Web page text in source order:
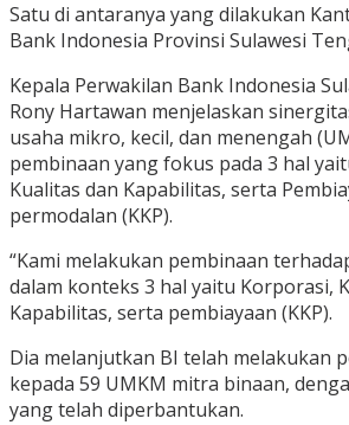
Satu di antaranya yang dilakukan
Bank Indonesia Provinsi Sulawesi
Kepala Perwakilan Bank Indonesia
Rony Hartawan menjelaskan
usaha mikro, kecil, dan menengah
pembinaan yang fokus pada 3 hal
Kualitas dan Kapabilitas, serta
permodalan (KKP).
“Kami melakukan pembinaan
dalam konteks 3 hal yaitu Korporasi,
Kapabilitas, serta pembiayaan (KKP).
Dia melanjutkan BI telah melakukan
kepada 59 UMKM mitra binaan,
yang telah diperbantukan.